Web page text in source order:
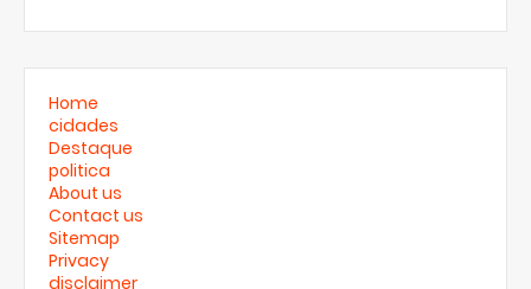
Home
cidades
Destaque
politica
About us
Contact us
Sitemap
Privacy
disclaimer